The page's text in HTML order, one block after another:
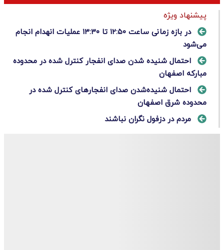
پیشنهاد ویژه
در بازه زمانی ساعت ۱۲:۵۰ تا ۱۳:۳۰ عملیات انهدام انجام
می‌شود
احتمال شنیده شدن صدای انفجار کنترل شده در محدوده
مبارکه اصفهان
احتمال شنیده‌شدن صدای انفجارهای کنترل شده در
محدوده شرق اصفهان
مردم در دزفول نگران نباشند